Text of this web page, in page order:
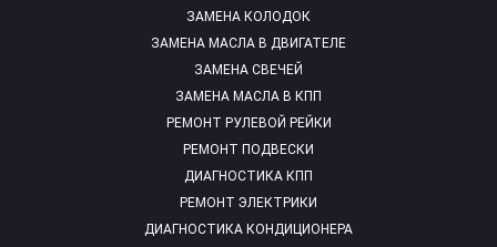
ЗАМЕНА КОЛОДОК
ЗАМЕНА МАСЛА В ДВИГАТЕЛЕ
ЗАМЕНА СВЕЧЕЙ
ЗАМЕНА МАСЛА В КПП
РЕМОНТ РУЛЕВОЙ РЕЙКИ
РЕМОНТ ПОДВЕСКИ
ДИАГНОСТИКА КПП
РЕМОНТ ЭЛЕКТРИКИ
ДИАГНОСТИКА КОНДИЦИОНЕРА